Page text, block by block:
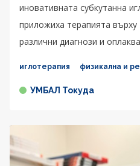
иновативната субкутанна
приложиха терапията
различни диагнози и
иглотерапия физикална и
УМБАЛ Токуда